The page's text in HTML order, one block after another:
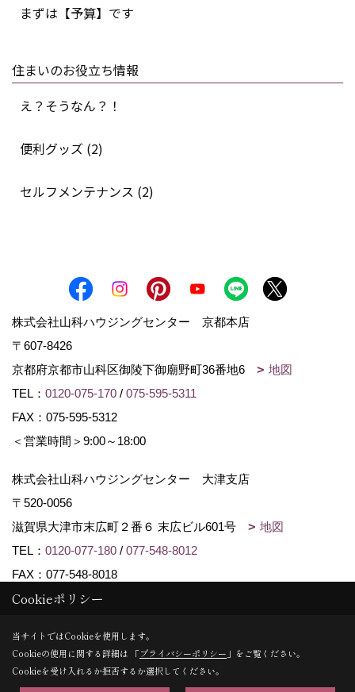
まずは【予算】です
住まいのお役立ち情報
え？そうなん？！
便利グッズ (2)
セルフメンテナンス (2)
株式会社山科ハウジングセンター 京都本店
〒607-8426
京都府京都市山科区御陵下御廟野町36番地6
地図
TEL： 0120-075-170 / 075-595-5311
FAX：075-595-5312
＜営業時間＞9:00～18:00
株式会社山科ハウジングセンター 大津支店
〒520-0056
滋賀県大津市末広町２番６ 末広ビル601号
地図
TEL： 0120-077-180 / 077-548-8012
FAX：077-548-8018
Copyright (c) Yamashina Housing center. All Rights Reserved.
Produced byゴデスクリエイト
Cookieポリシー
当サイトではCookieを使用します。
Cookieの使用に関する詳細は 「プライバシーポリシー 」をご覧ください。
Cookieを受け入れるか拒否するか選択してください。